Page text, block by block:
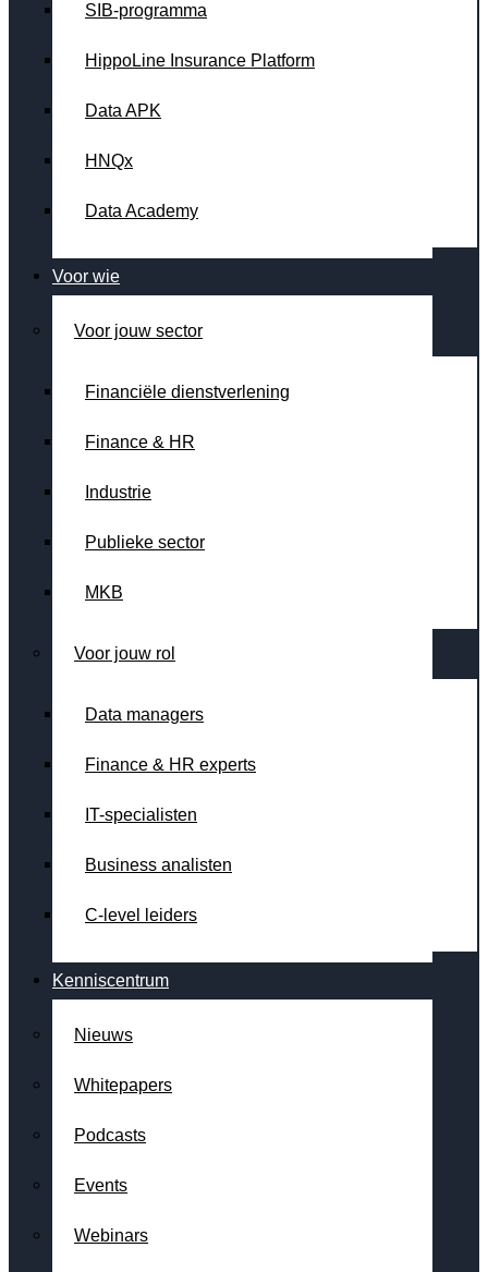
SIB-programma
HippoLine Insurance Platform
Data APK
HNQx
Data Academy
Voor wie
Voor jouw sector
Financiële dienstverlening
Finance & HR
Industrie
Publieke sector
MKB
Voor jouw rol
Data managers
Finance & HR experts
IT-specialisten
Business analisten
C-level leiders
Kenniscentrum
Nieuws
Whitepapers
Podcasts
Events
Webinars